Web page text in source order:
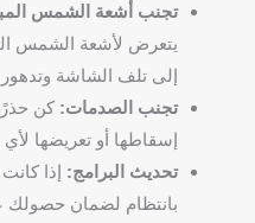
تجنب أشعة الشمس
يتعرض لأشعة الشمس
إلى تلف الشاشة
تجنب الصدمات: كن
إسقاطها أو تعريضها
تحديث البرامج: إذا
بانتظام لضمان حصولك